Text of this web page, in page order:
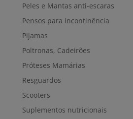
Peles e Mantas anti-escaras
Pensos para incontinência
Pijamas
Poltronas, Cadeirões
Próteses Mamárias
Resguardos
Scooters
Suplementos nutricionais